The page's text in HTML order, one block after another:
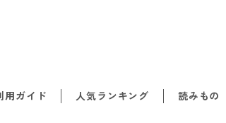
用ガイド 人気ランキング 読みもの